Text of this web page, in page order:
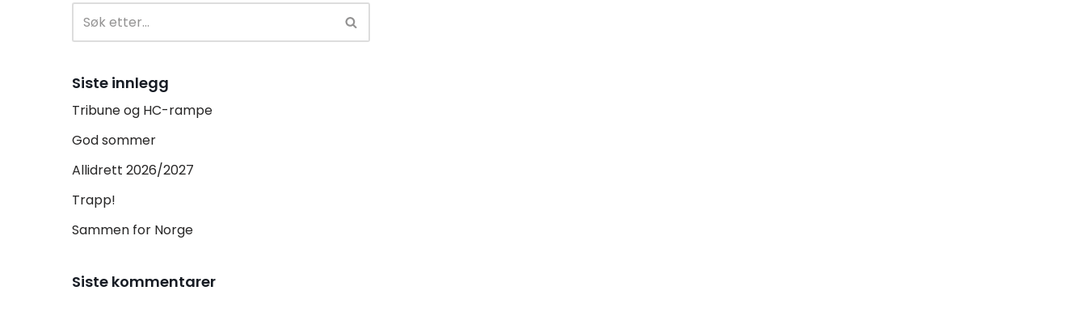
Siste innlegg
Tribune og HC-rampe
God sommer
Allidrett 2026/2027
Trapp!
Sammen for Norge
Siste kommentarer